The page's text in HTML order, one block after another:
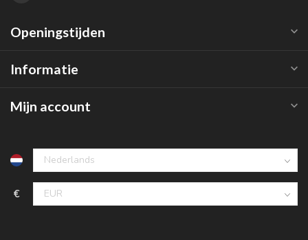
Openingstijden
Informatie
Mijn account
€